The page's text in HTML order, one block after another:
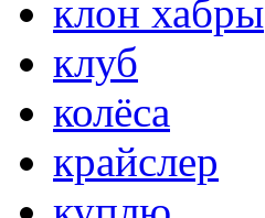
клон хабры
клуб
колёса
крайслер